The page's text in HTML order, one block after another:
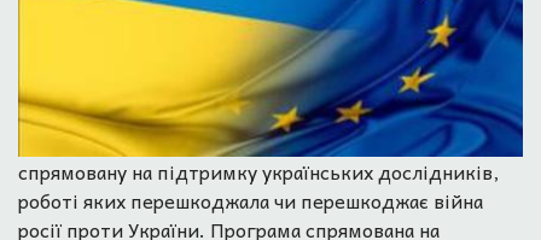
спрямовану на підтримку українських дослідників,
роботі яких перешкоджала чи перешкоджає війна
росії проти України. Програма спрямована на